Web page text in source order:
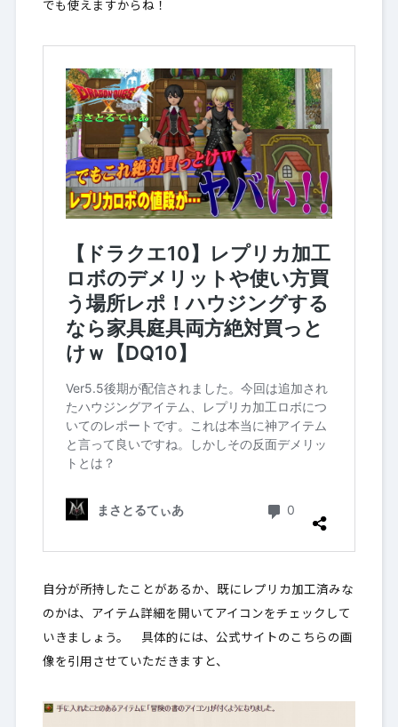
でも使えますからね！
自分が所持したことがあるか、既にレプリカ加工済みな
のかは、 アイテム詳細を開いてアイコンをチェックして
いきましょう。 具体的には、公式サイトのこちらの画
像を引用させていただきますと、